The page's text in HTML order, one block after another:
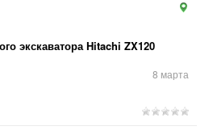
экскаватора Hitachi ZX120
8 марта